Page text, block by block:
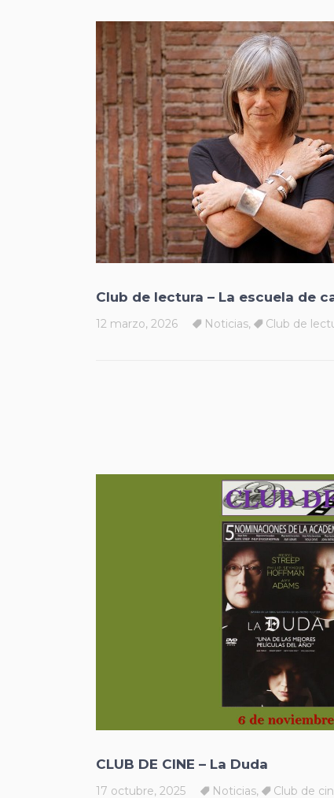
Club de lectura – La escuela de
12 marzo, 2026 Noticias, Club de
CLUB DE CINE – La Duda
17 octubre, 2025 Noticias, Club de